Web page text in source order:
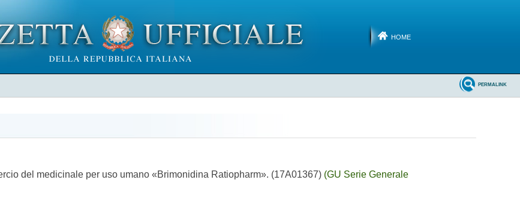
HOME
PERMALINK
del medicinale per uso umano «Brimonidina Ratiopharm». (17A01367) (GU Serie Generale